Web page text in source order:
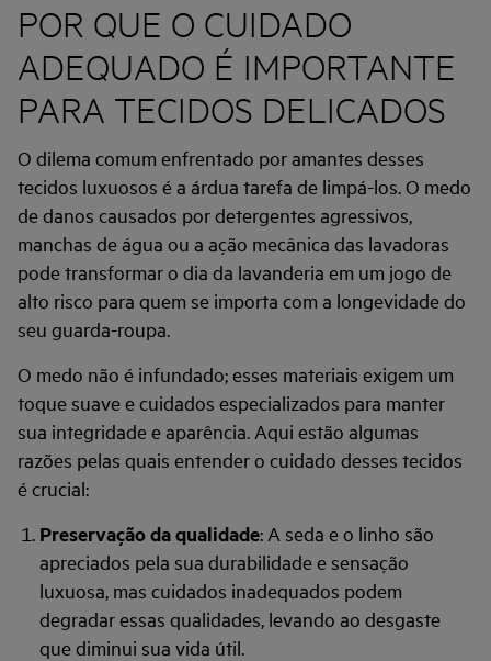
POR QUE O CUIDADO
ADEQUADO É IMPORTANTE
PARA TECIDOS DELICADOS
O dilema comum enfrentado por amantes desses
tecidos luxuosos é a árdua tarefa de limpá-los. O medo
de danos causados por detergentes agressivos,
manchas de água ou a ação mecânica das lavadoras
pode transformar o dia da lavanderia em um jogo de
alto risco para quem se importa com a longevidade do
seu guarda-roupa.
O medo não é infundado; esses materiais exigem um
toque suave e cuidados especializados para manter
sua integridade e aparência. Aqui estão algumas
razões pelas quais entender o cuidado desses tecidos
é crucial:
Preservação da qualidade: A seda e o linho são
apreciados pela sua durabilidade e sensação
luxuosa, mas cuidados inadequados podem
degradar essas qualidades, levando ao desgaste
que diminui sua vida útil.